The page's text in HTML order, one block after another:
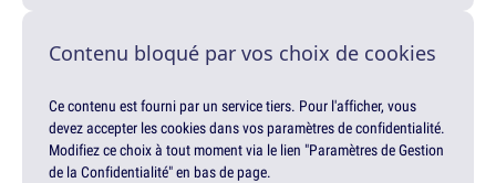
Contenu bloqué par vos choix de cookies
Ce contenu est fourni par un service tiers. Pour l'afficher, vous
devez accepter les cookies dans vos paramètres de confidentialité.
Modifiez ce choix à tout moment via le lien "Paramètres de Gestion
de la Confidentialité" en bas de page.